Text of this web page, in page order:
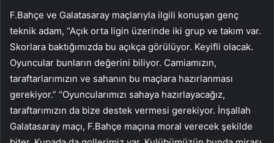
F.Bahçe ve Galatasaray maçlarıyla ilgili konuşan genç
teknik adam, “Açık orta ligin üzerinde iki grup ve takım var.
Skorlara baktığımızda bu açıkça görülüyor. Keyifli olacak.
Oyuncular bunların değerini biliyor. Camiamızın,
taraftarlarımızın ve sahanın bu maçlara hazırlanması
gerekiyor.” “Oyuncularımızı sahaya hazırlayacağız,
taraftarımızın da bize destek vermesi gerekiyor. İnşallah
Galatasaray maçı, F.Bahçe maçına moral verecek şekilde